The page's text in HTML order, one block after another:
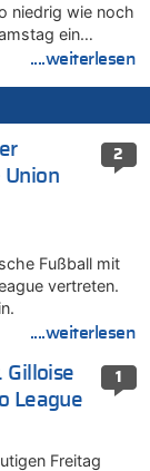
niedrig wie noch
ein…
....weiterlesen
2
Union
Fußball mit
vertreten.
....weiterlesen
1
Gilloise
League
Freitag